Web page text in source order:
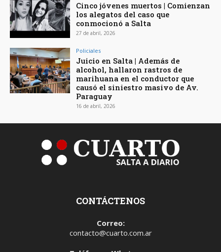
Cinco jóvenes muertos | Comienzan
los alegatos del caso que
conmocionó a Salta
27 de abril, 2026
Policiales
Juicio en Salta | Además de
alcohol, hallaron rastros de
marihuana en el conductor que
causó el siniestro masivo de Av.
Paraguay
16 de abril, 2026
CONTÁCTENOS
Correo:
contacto@cuarto.com.ar